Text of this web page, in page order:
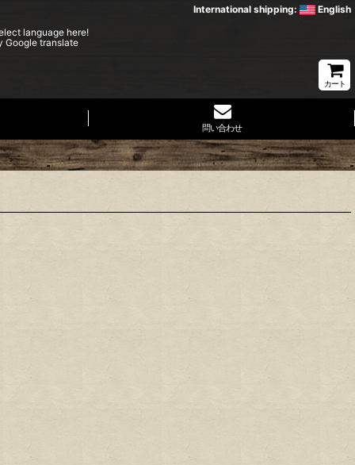
International shipping:
English
language here!
Google translate
カート
問い合わせ